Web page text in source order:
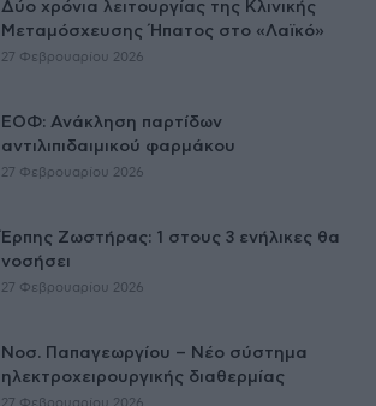
Δύο χρόνια λειτουργίας της Κλινικής
Μεταμόσχευσης Ήπατος στο «Λαϊκό»
27 Φεβρουαρίου 2026
ΕΟΦ: Ανάκληση παρτίδων
αντιλιπιδαιμικού φαρμάκου
27 Φεβρουαρίου 2026
Έρπης Ζωστήρας: 1 στους 3 ενήλικες θα
νοσήσει
27 Φεβρουαρίου 2026
Νοσ. Παπαγεωργίου – Νέο σύστημα
ηλεκτροχειρουργικής διαθερμίας